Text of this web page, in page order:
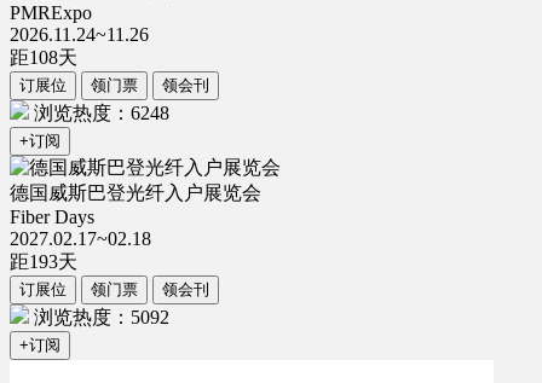
PMRExpo
2026.11.24~11.26
距108天
订展位 领门票 领会刊
浏览热度：6248
+订阅
德国威斯巴登光纤入户展览会
Fiber Days
2027.02.17~02.18
距193天
订展位 领门票 领会刊
浏览热度：5092
+订阅